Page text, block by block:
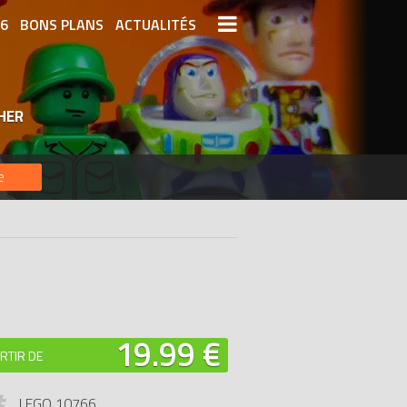
BONS PLANS ACTUALITÉS
LEGO LES PLUS CHERS
DERNIERS LEGO AJOUTÉS
DE 19.99 €